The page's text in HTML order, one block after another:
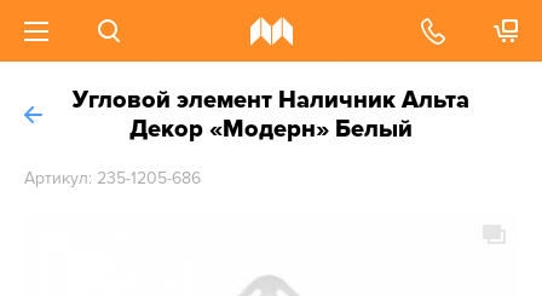
Угловой элемент Наличник Альта
Декор «Модерн» Белый
Артикул: 235-1205-686